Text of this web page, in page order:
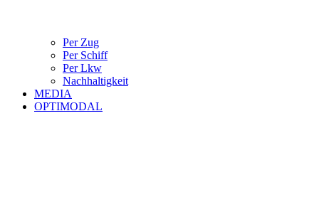
Per Zug
Per Schiff
Per Lkw
Nachhaltigkeit
MEDIA
OPTIMODAL